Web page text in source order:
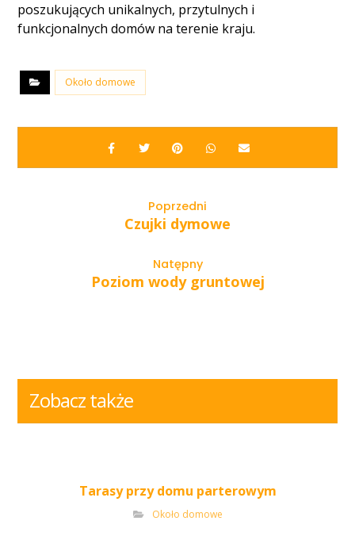
poszukujących unikalnych, przytulnych i
funkcjonalnych domów na terenie kraju.
Około domowe
Poprzedni
Czujki dymowe
Natępny
Poziom wody gruntowej
Zobacz także
Tarasy przy domu parterowym
Około domowe